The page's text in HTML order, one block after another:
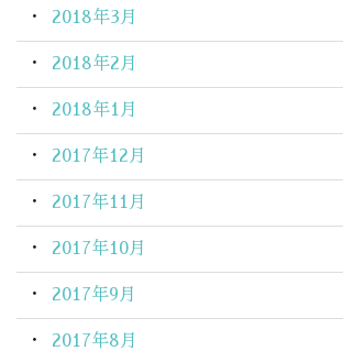
2018年3月
2018年2月
2018年1月
2017年12月
2017年11月
2017年10月
2017年9月
2017年8月